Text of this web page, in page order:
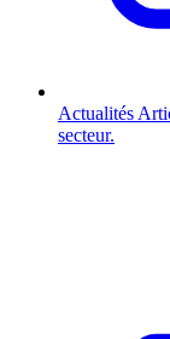
Actualités
secteur.